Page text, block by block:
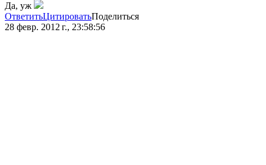
Да, уж
ОтветитьЦитироватьПоделиться
28 февр. 2012 г., 23:58:56